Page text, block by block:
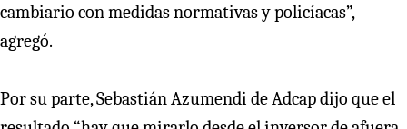
cambiario con medidas normativas y policíacas”,
agregó.
Por su parte, Sebastián Azumendi de Adcap dijo que el